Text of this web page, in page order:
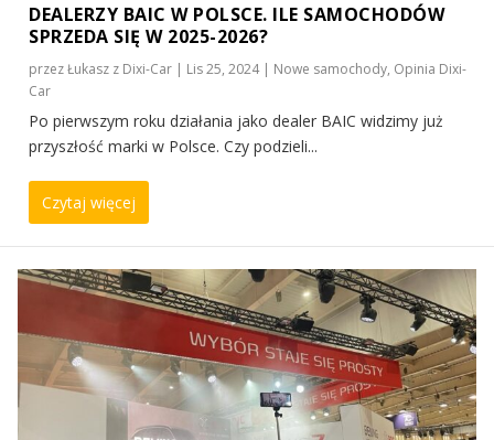
DEALERZY BAIC W POLSCE. ILE SAMOCHODÓW
SPRZEDA SIĘ W 2025-2026?
przezŁukasz z Dixi-Car | Lis 25, 2024| Nowe samochody, Opinia Dixi-
Car
Po pierwszym roku działania jako dealer BAIC widzimy już
przyszłość marki w Polsce. Czy podzieli...
Czytaj więcej